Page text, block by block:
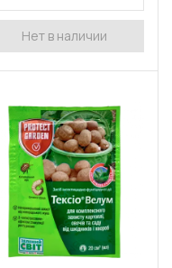
Нет в наличии